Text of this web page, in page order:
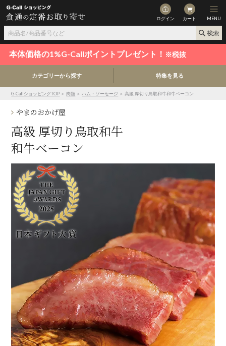
ログイン カート MENU
本体価格の1%G-Callポイントプレゼント！ ※税抜
カテゴリーから探す 特集を見る
G-CallショッピングTOP ＞肉類 ＞ ハム・ソーセージ ＞ 高級 厚切り鳥取和牛和牛ベーコン
やまのおかげ屋
高級 厚切り鳥取和牛
和牛ベーコン